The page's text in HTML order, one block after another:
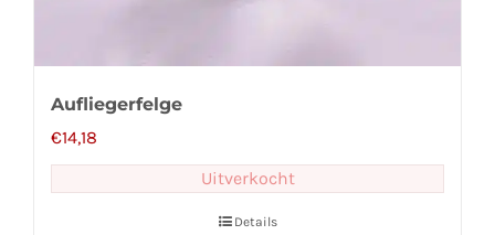
Aufliegerfelge
€14,18
Uitverkocht
Details